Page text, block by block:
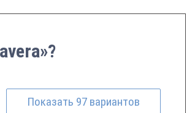
Показать 97 вариантов